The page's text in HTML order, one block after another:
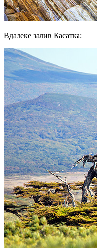
Вдалеке залив Касатка: